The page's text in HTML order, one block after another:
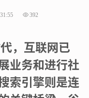
392
，互联网已
业务和进行社
索引擎则是连